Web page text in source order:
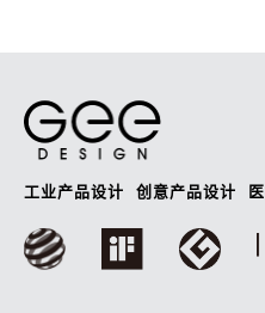
工业产品设计 创意产品设计